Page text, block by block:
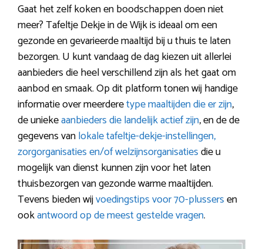
Gaat het zelf koken en boodschappen doen niet
meer? Tafeltje Dekje in de Wijk is ideaal om een
gezonde en gevarieerde maaltijd bij u thuis te laten
bezorgen. U kunt vandaag de dag kiezen uit allerlei
aanbieders die heel verschillend zijn als het gaat om
aanbod en smaak. Op dit platform tonen wij handige
informatie over meerderetype maaltijden die er zijn,
de uniekeaanbieders die landelijk actief zijn, en de de
gegevens vanlokale tafeltje-dekje-instellingen,
zorgorganisaties en/of welzijnsorganisatiesdie u
mogelijk van dienst kunnen zijn voor het laten
thuisbezorgen van gezonde warme maaltijden.
Tevens bieden wijvoedingstips voor 70-plussersen
ookantwoord op de meest gestelde vragen.